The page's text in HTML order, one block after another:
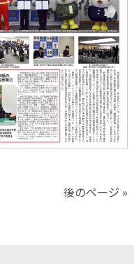
後のページ »